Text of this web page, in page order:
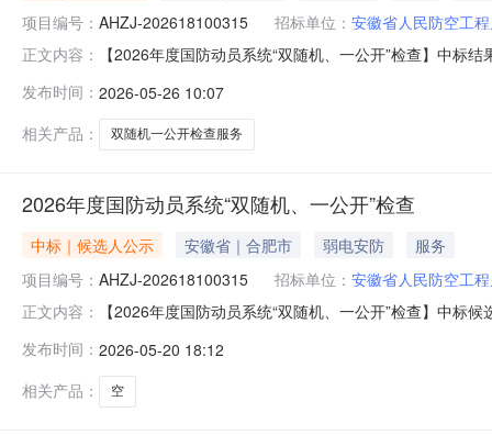
项目编号： AHZJ-202618100315 招标单位： 安徽省人民防空工
正文内容：
【2026年度国防动员系统“双随机、一公开”检查】中标
发布时间： 2026-05-26 10:07
相关产品：
双随机一公开检查服务
2026年度国防动员系统“双随机、一公开”检查
中标｜候选人公示 安徽省｜合肥市 弱电安防
服务
项目编号： AHZJ-202618100315 招标单位： 安徽省人民防空工
正文内容：
【2026年度国防动员系统“双随机、一公开”检查】中标
发布时间： 2026-05-20 18:12
相关产品：
空